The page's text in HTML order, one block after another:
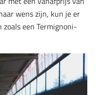
wens zijn, kun je er
een Termignoni-